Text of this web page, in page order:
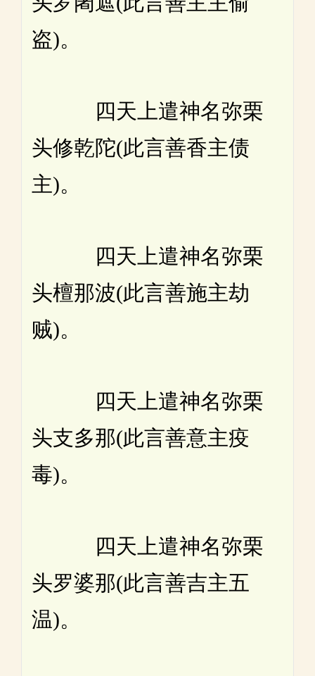
盗)。
四天上遣神名弥栗
头修乾陀(此言善香主债
主)。
四天上遣神名弥栗
头檀那波(此言善施主劫
贼)。
四天上遣神名弥栗
头支多那(此言善意主疫
毒)。
四天上遣神名弥栗
头罗婆那(此言善吉主五
温)。